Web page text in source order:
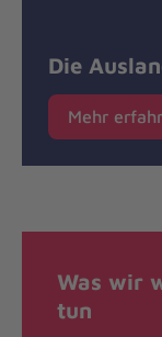
Die
Mehr
Was wir
tun